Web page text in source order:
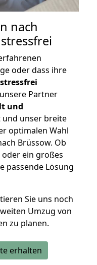
nach
oder dass ihre
Partner
und
und unser breite
optimalen Wahl
Brüssow. Ob
ein großes
passende Lösung
Sie uns noch
Umzug von
zu planen.
erhalten